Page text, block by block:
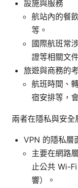
設施與服務
航站內的餐
等。
國際航班常
證等相關文
旅遊與商務的
航班時間、
宿安排等，
兩者在隱私與安全
VPN 的隱私層
主要在網路
止公共 Wi-
響）。